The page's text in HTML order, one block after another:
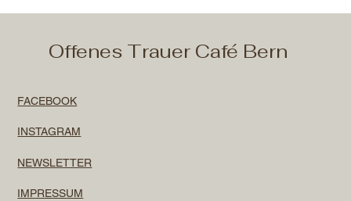
Offenes Trauer Café Bern
FACEBOOK
INSTAGRAM
NEWSLETTER
IMPRESSUM